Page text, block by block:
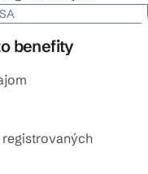
benefity
registrovaných